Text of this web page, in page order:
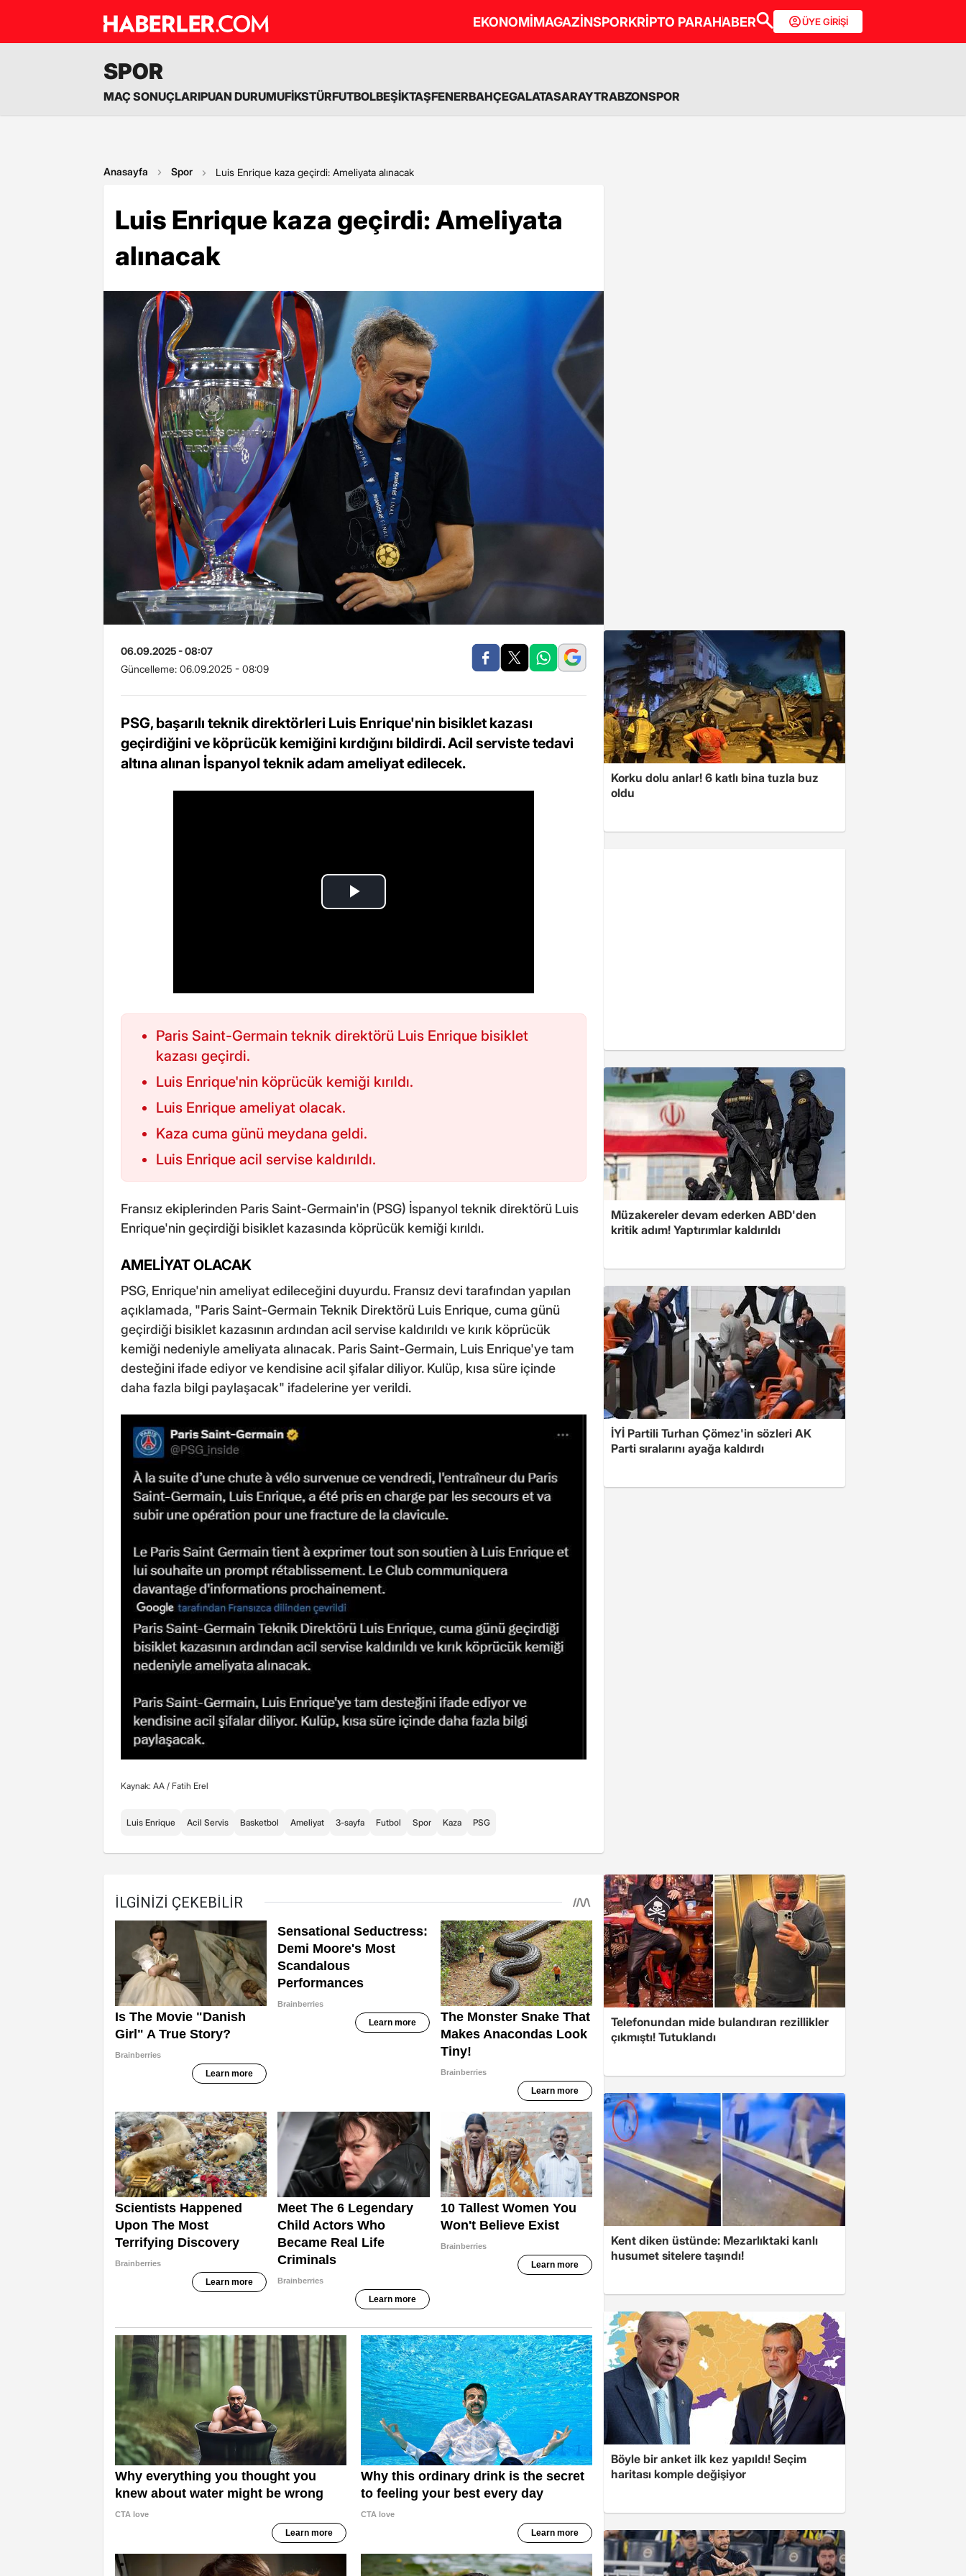
EKONOMİMAGAZİNSPORKRİPTO PARAHABER ÜYE GİRİŞİ
SPOR
MAÇ SONUÇLARIPUAN DURUMUFİKSTÜRFUTBOLBEŞİKTAŞFENERBAHÇEGALATASARAYTRABZONSPOR
Anasayfa Spor Luis Enrique kaza geçirdi: Ameliyata alınacak
Luis Enrique kaza geçirdi: Ameliyata
alınacak
06.09.2025 - 08:07
Güncelleme: 06.09.2025 - 08:09
PSG, başarılı teknik direktörleri Luis Enrique'nin bisiklet kazası
geçirdiğini ve köprücük kemiğini kırdığını bildirdi. Acil serviste tedavi
altına alınan İspanyol teknik adam ameliyat edilecek.
Paris Saint-Germain teknik direktörü Luis Enrique bisiklet
kazası geçirdi.
Luis Enrique'nin köprücük kemiği kırıldı.
Luis Enrique ameliyat olacak.
Kaza cuma günü meydana geldi.
Luis Enrique acil servise kaldırıldı.
Fransız ekiplerinden Paris Saint-Germain'in (PSG) İspanyol teknik direktörü Luis
Enrique'nin geçirdiği bisiklet kazasında köprücük kemiği kırıldı.
AMELİYAT OLACAK
PSG, Enrique'nin ameliyat edileceğini duyurdu. Fransız devi tarafından yapılan
açıklamada, "Paris Saint-Germain Teknik Direktörü Luis Enrique, cuma günü
geçirdiği bisiklet kazasının ardından acil servise kaldırıldı ve kırık köprücük
kemiği nedeniyle ameliyata alınacak. Paris Saint-Germain, Luis Enrique'ye tam
desteğini ifade ediyor ve kendisine acil şifalar diliyor. Kulüp, kısa süre içinde
daha fazla bilgi paylaşacak" ifadelerine yer verildi.
Kaynak: AA / Fatih Erel
Luis Enrique Acil Servis Basketbol Ameliyat 3-sayfa Futbol Spor Kaza PSG
Korku dolu anlar! 6 katlı bina tuzla buz
oldu
Müzakereler devam ederken ABD'den
kritik adım! Yaptırımlar kaldırıldı
İYİ Partili Turhan Çömez'in sözleri AK
Parti sıralarını ayağa kaldırdı
Telefonundan mide bulandıran rezillikler
çıkmıştı! Tutuklandı
Kent diken üstünde: Mezarlıktaki kanlı
husumet sitelere taşındı!
Böyle bir anket ilk kez yapıldı! Seçim
haritası komple değişiyor